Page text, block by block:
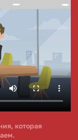
которая